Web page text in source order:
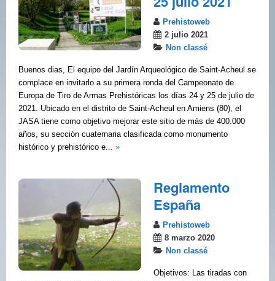
Prehistoweb
2 julio 2021
Non classé
Buenos dias, El equipo del Jardín Arqueológico de Saint-Acheul se
complace en invitarlo a su primera ronda del Campeonato de
Europa de Tiro de Armas Prehistóricas los días 24 y 25 de julio de
2021. Ubicado en el distrito de Saint-Acheul en Amiens (80), el
JASA tiene como objetivo mejorar este sitio de más de 400.000
años, su sección cuaternaria clasificada como monumento
histórico y prehistórico e... »
Reglamento
España
Prehistoweb
8 marzo 2020
Non classé
Objetivos: Las tiradas con